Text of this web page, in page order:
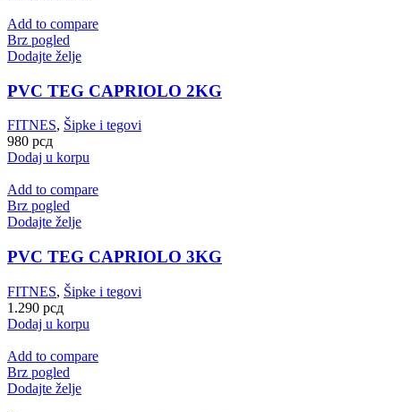
Add to compare
Brz pogled
Dodajte želje
PVC TEG CAPRIOLO 2KG
FITNES, Šipke i tegovi
980 рсд
Dodaj u korpu
Add to compare
Brz pogled
Dodajte želje
PVC TEG CAPRIOLO 3KG
FITNES, Šipke i tegovi
1.290 рсд
Dodaj u korpu
Add to compare
Brz pogled
Dodajte želje